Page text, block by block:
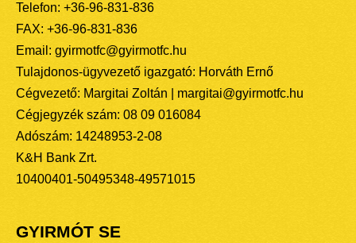
Telefon: +36-96-831-836
FAX: +36-96-831-836
Email: gyirmotfc@gyirmotfc.hu
Tulajdonos-ügyvezető igazgató: Horváth Ernő
Cégvezető: Margitai Zoltán | margitai@gyirmotfc.hu
Cégjegyzék szám: 08 09 016084
Adószám: 14248953-2-08
K&H Bank Zrt.
10400401-50495348-49571015
GYIRMÓT SE